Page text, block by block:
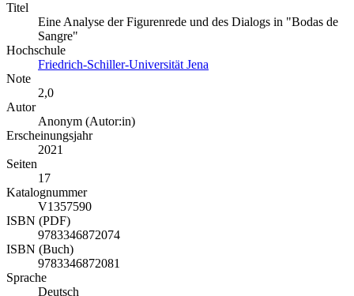
Titel
Eine Analyse der Figurenrede und des Dialogs in "Bodas de
Sangre"
Hochschule
Friedrich-Schiller-Universität Jena
Note
2,0
Autor
Anonym (Autor:in)
Erscheinungsjahr
2021
Seiten
17
Katalognummer
V1357590
ISBN (PDF)
9783346872074
ISBN (Buch)
9783346872081
Sprache
Deutsch